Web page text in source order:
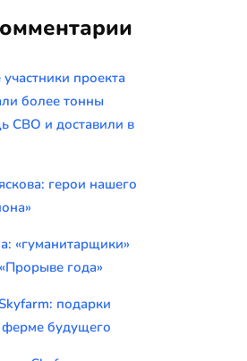
проекта
более тонны
СВО и доставили в
герои нашего
«гуманитарщики»
года»
подарки
будущего